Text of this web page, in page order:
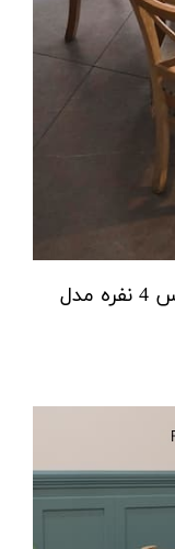
میز ناهارخوری چوبی گرد چوب روس 4 نفره مدل